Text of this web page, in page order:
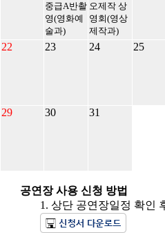
중급A반촬
영(영화예
술과)
오제작 상
영회(영상
제작과)
22 23 24 25
29 30 31
공연장 사용 신청 방법
1. 상단 공연장일정 확인